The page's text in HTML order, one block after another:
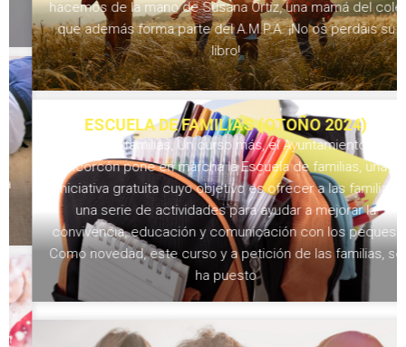
hacemos de la mano de Susana Ortiz, una mamá del cole
que además forma parte del A.M.P.A. ¡No os perdáis su
libro!
ESCUELA DE FAMILIAS (OTOÑO 2024)
Queridas familias, Un curso más, el Ayuntamiento de
Alcorcón pone en marcha la Escuela de familias, una
iniciativa gratuita cuyo objetivo es ofrecer a las familias
una serie de actividades para ayudar a mejorar la
convivencia, educación y comunicación con los peques.
Como novedad, este curso y a petición de las familias, se
ha puesto